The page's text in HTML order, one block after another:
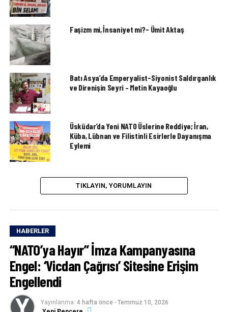
Faşizm mi, İnsaniyet mi?- Ümit Aktaş
Batı Asya’da Emperyalist-Siyonist Saldırganlık
ve Direnişin Seyri – Metin Kayaoğlu
Üsküdar’da Yeni NATO Üslerine Reddiye; İran,
Küba, Lübnan ve Filistinli Esirlerle Dayanışma
Eylemi
TIKLAYIN, YORUMLAYIN
HABERLER
“NATO’ya Hayır” İmza Kampanyasına
Engel: ‘Vicdan Çağrısı’ Sitesine Erişim
Engellendi
Yayınlanma: 4 hafta önce - Temmuz 10, 2026